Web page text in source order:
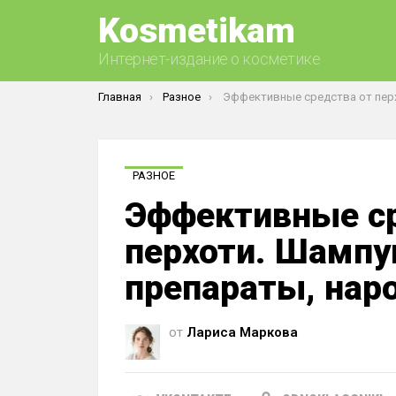
Kosmetikam
Интернет-издание о косметике
Вы здесь:
Главная Разное Эффективные средства от перхоти. Шампуни, лекарственные препараты,
РАЗНОЕ
Эффективные
перхоти.
препараты,
от Лариса Маркова